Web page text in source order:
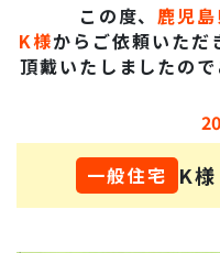
この度、鹿児
K様からご依頼いただ
頂戴いたしましたので
一般住宅 K